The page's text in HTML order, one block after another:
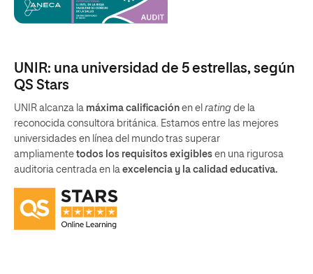
UNIR: una universidad de 5 estrellas, según
QS Stars
UNIR alcanza la máxima calificación en el rating de la
reconocida consultora británica. Estamos entre las mejores
universidades en línea del mundo tras superar
ampliamente todos los requisitos exigibles en una rigurosa
auditoria centrada en la excelencia y la calidad educativa.